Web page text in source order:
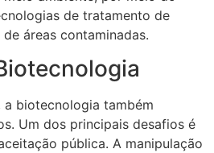
de tratamento de
áreas contaminadas.
a biotecnologia também
Um dos principais desafios é
pública. A manipulação